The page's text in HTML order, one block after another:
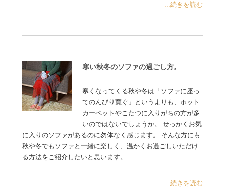
...続きを読む
寒い秋冬のソファの過ごし方。
寒くなってくる秋や冬は「ソファに座っ
てのんびり寛ぐ」というよりも、ホット
カーペットやこたつに入りがちの方が多
いのではないでしょうか。 せっかくお気
に入りのソファがあるのに勿体なく感じます。 そんな方にも
秋や冬でもソファと一緒に楽しく、温かくお過ごしいただけ
る方法をご紹介したいと思います。 ……
...続きを読む